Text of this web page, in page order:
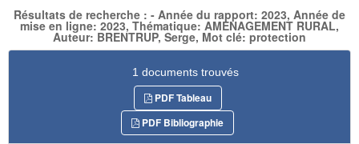
Résultats de recherche : - Année du rapport: 2023, Année de
mise en ligne: 2023, Thématique: AMENAGEMENT RURAL,
Auteur: BRENTRUP, Serge, Mot clé: protection
1 documents trouvés
PDF Tableau
PDF Bibliographie